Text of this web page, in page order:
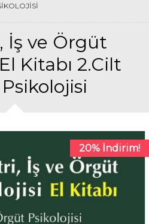
İş ve Örgüt
Kitabı 2.Cilt
20% İndirim!